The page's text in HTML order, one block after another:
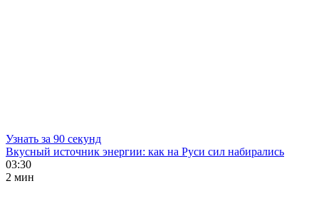
Узнать за 90 секунд
Вкусный источник энергии: как на Руси сил набирались
03:30
2 мин